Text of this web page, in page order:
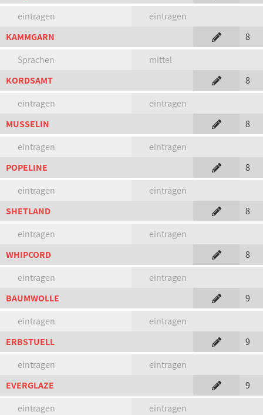
eintragen
eintragen
KAMMGARN
8
Sprachen
mittel
KORDSAMT
8
eintragen
eintragen
MUSSELIN
8
eintragen
eintragen
POPELINE
8
eintragen
eintragen
SHETLAND
8
eintragen
eintragen
WHIPCORD
8
eintragen
eintragen
BAUMWOLLE
9
eintragen
eintragen
ERBSTUELL
9
eintragen
eintragen
EVERGLAZE
9
eintragen
eintragen